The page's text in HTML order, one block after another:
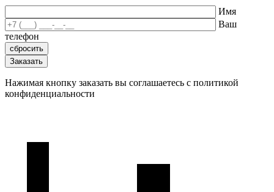
Имя
Ваш
телефон
Нажимая кнопку заказать вы соглашаетесь с политикой
конфиденциальности